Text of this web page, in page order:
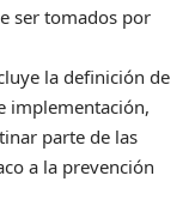
ser tomados por
la definición de
implementación,
parte de las
a la prevención